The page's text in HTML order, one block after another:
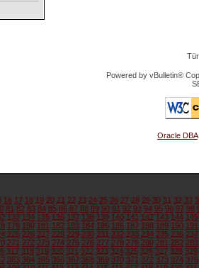
Powered by vBulletin®
Oracle DBA
16 17 18 19 20 21 22 23 24 25 26 27 28 29 30 31 32 33
81 82 83 84 85 86 87 88 89 90 91 92 93 94 95 96 97 98
133 134 135 136 137 138 139 140 141 142 143 144 145
179 180 181 182 183 184 185 186 187 188 189 190 191
225 226 227 228 229 230 231 232 233 234 235 236 237
271 272 273 274 275 276 277 278 279 280 281 282 283
317 318 319 320 321 322 323 324 325 326 327 328 329
363 364 365 366 367 368 369 370 371 372 373 374 375